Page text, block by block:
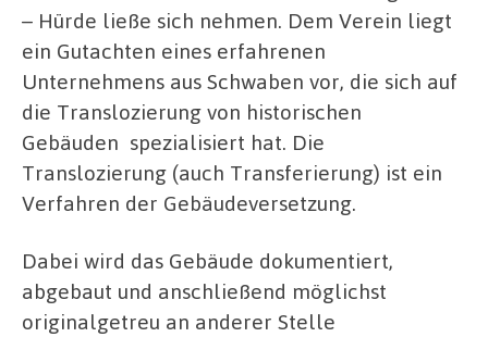
– Hürde ließe sich nehmen. Dem Verein liegt
ein Gutachten eines erfahrenen
Unternehmens aus Schwaben vor, die sich auf
die Translozierung von historischen
Gebäuden spezialisiert hat. Die
Translozierung (auch Transferierung) ist ein
Verfahren der Gebäudeversetzung.
Dabei wird das Gebäude dokumentiert,
abgebaut und anschließend möglichst
originalgetreu an anderer Stelle